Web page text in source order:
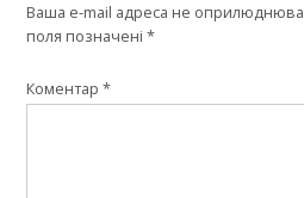
Ваша e-mail адреса не
поля позначені*
Коментар*